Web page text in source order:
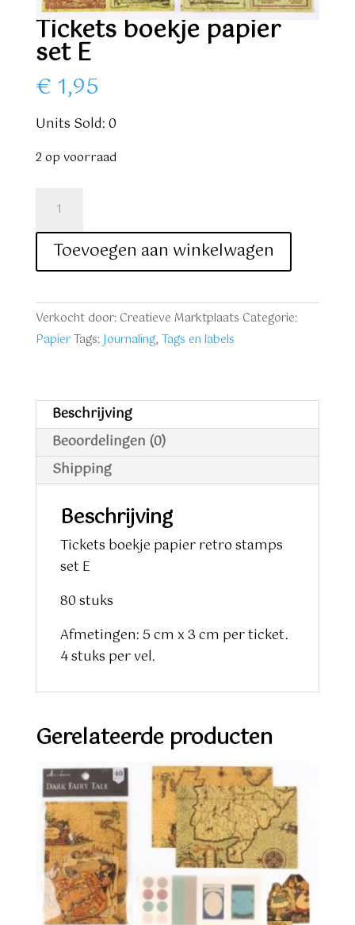
Tickets boekje papier
set E
€ 1,95
Units Sold: 0
2 op voorraad
boekje
papier
aantal
Toevoegen aan winkelwagen
Verkocht door: Creatieve Marktplaats Categorie:
PapierTags:Journaling, Tags en labels
Beschrijving
Beoordelingen (0)
Shipping
Beschrijving
Tickets boekje papier retro stamps
set E
80 stuks
Afmetingen: 5 cm x 3 cm per ticket.
4 stuks per vel.
Gerelateerde producten